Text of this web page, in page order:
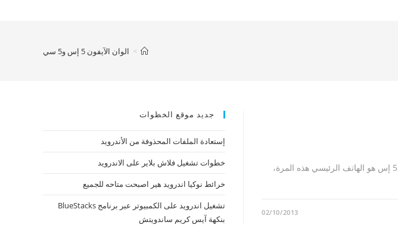
> الوان الآيفون 5 إس و5 سي
هُناك آيفون جديد؟ حسناً، حتى أكون دقيق تماماً، هناك نوعان من هواتف آيفون الجديدة، ولكن آيفون 5 إس هو الهاتف الرئيسي هذه المرة،
02/10/2013
جديد موقع الخظوات
إستعادة الملفات المحذوفة من الأندرويد
خطوات تشغيل فلاش بلاير على الاندرويد
خرائط نوكيا اندرويد هير اصبحت متاحه للجميع
تشغيل اندرويد على الكمبيوتر عبر برنامج BlueStacks
بنكهة آيس كريم ساندويتش